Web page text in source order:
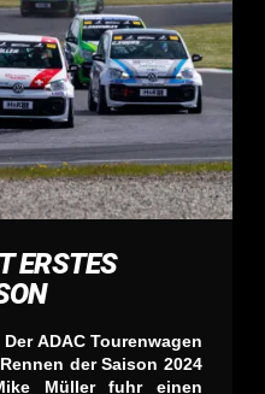
ERSTES
ADAC Tourenwagen
der Saison 2024
Müller fuhr einen